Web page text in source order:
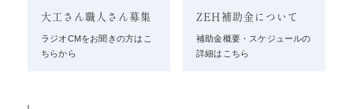
大工さん職人さん募集
ラジオCMをお聞きの方はこ
ちらから
ZEH補助金について
補助金概要・スケジュールの
詳細はこちら